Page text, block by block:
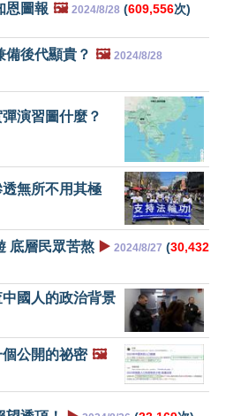
恩圖報 🖼️ 2024/8/28 (609,556次)
備後代顯貴？ 🖼️ 2024/8/28
演習圖什麼？
無所不用其極
底層民眾苦熬 ▶️ 2024/8/27 (30,432
國人的政治背景
公開的祕密 🖼️